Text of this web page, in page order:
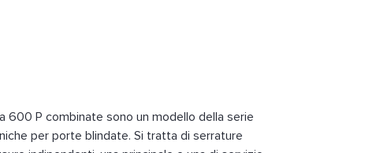
600 P combinate sono un modello della serie
per porte blindate. Si tratta di serrature